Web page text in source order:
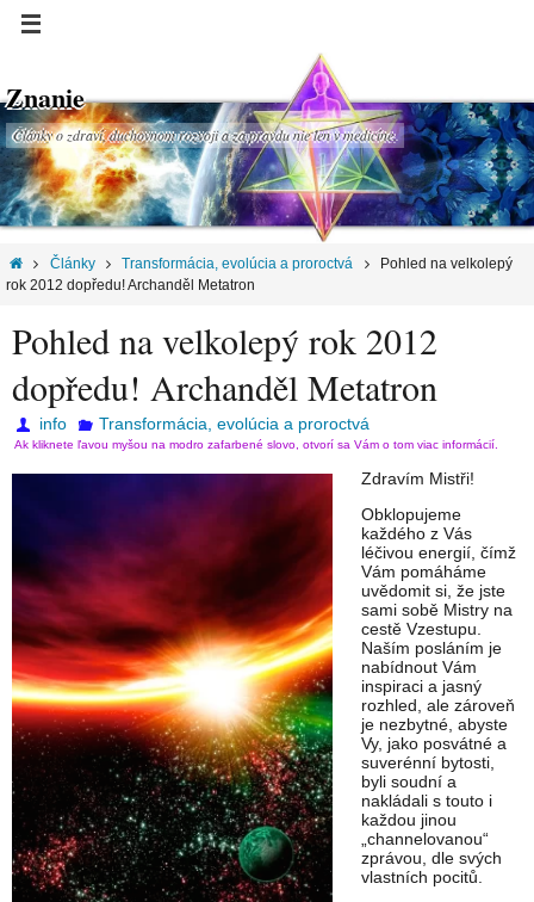
Znanie
Články o zdraví, duchovnom rozvoji a za pravdu nie len v medicíne.
Články Transformácia, evolúcia a proroctvá
Pohled na velkolepý
rok 2012 dopředu! Archanděl Metatron
Pohled na velkolepý rok 2012
dopředu! Archanděl Metatron
info Transformácia, evolúcia a proroctvá
Ak kliknete ľavou myšou na modro zafarbené slovo, otvorí sa Vám o tom viac informácií.
Zdravím Mistři!
Obklopujeme
každého z Vás
léčivou energií, čímž
Vám pomáháme
uvědomit si, že jste
sami sobě Mistry na
cestě Vzestupu.
Naším posláním je
nabídnout Vám
inspiraci a jasný
rozhled, ale zároveň
je nezbytné, abyste
Vy, jako posvátné a
suverénní bytosti,
byli soudní a
nakládali s touto i
každou jinou
„channelovanou“
zprávou, dle svých
vlastních pocitů.